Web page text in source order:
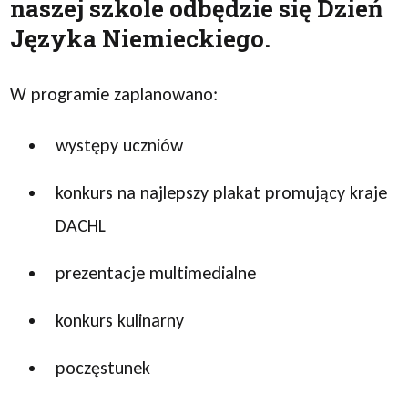
naszej szkole odbędzie się Dzień
Języka Niemieckiego.
W programie zaplanowano:
występy uczniów
konkurs na najlepszy plakat promujący kraje
DACHL
prezentacje multimedialne
konkurs kulinarny
poczęstunek